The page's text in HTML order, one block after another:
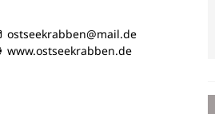
ostseekrabben@mail.de
www.ostseekrabben.de